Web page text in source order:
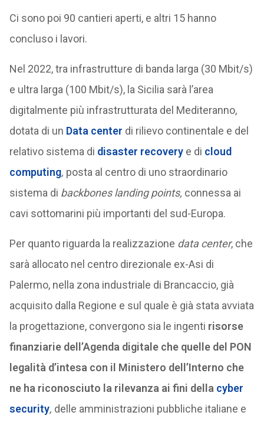
Ci sono poi 90 cantieri aperti, e altri 15 hanno
concluso i lavori.
Nel 2022, tra infrastrutture di banda larga (30 Mbit/s)
e ultra larga (100 Mbit/s), la Sicilia sarà l’area
digitalmente più infrastrutturata del Mediteranno,
dotata di un Data center di rilievo continentale e del
relativo sistema di disaster recovery e di cloud
computing, posta al centro di uno straordinario
sistema di backbones landing points, connessa ai
cavi sottomarini più importanti del sud-Europa.
Per quanto riguarda la realizzazione data center, che
sarà allocato nel centro direzionale ex-Asi di
Palermo, nella zona industriale di Brancaccio, già
acquisito dalla Regione e sul quale è già stata avviata
la progettazione, convergono sia le ingenti risorse
finanziarie dell’Agenda digitale che quelle del PON
legalità d’intesa con il Ministero dell’Interno che
ne ha riconosciuto la rilevanza ai fini della cyber
security, delle amministrazioni pubbliche italiane e